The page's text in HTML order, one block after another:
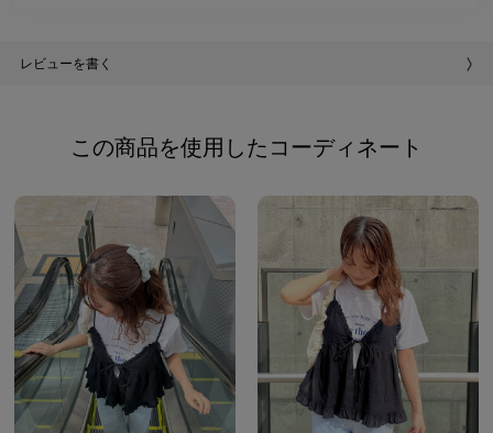
レビューを書く
この商品を使用したコーディネート